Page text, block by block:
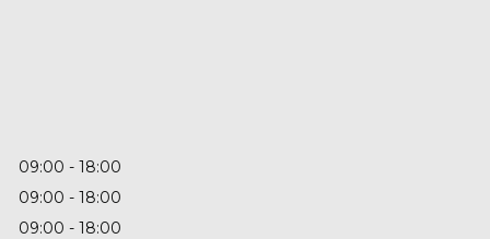
09:00
18:00
09:00
18:00
09:00
18:00